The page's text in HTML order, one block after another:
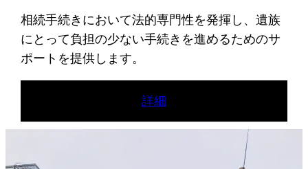
相続手続きにおいて法的専門性を発揮し、遺族
にとって負担の少ない手続きを進めるためのサ
ポートを提供します。
詳細